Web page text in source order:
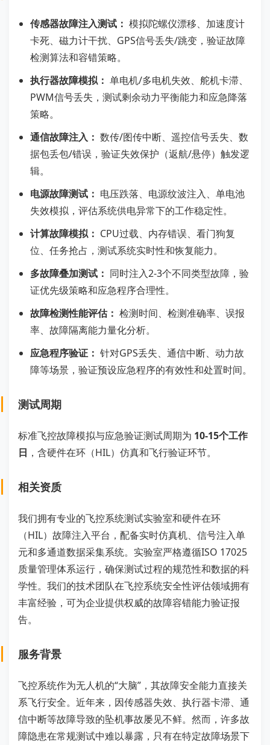
传感器故障注入测试： 模拟陀螺仪漂移、加速度计
卡死、磁力计干扰、GPS信号丢失/跳变，验证故障
检测算法和容错策略。
执行器故障模拟： 单电机/多电机失效、舵机卡滞、
PWM信号丢失，测试剩余动力平衡能力和应急降落
策略。
通信故障注入： 数传/图传中断、遥控信号丢失、数
据包丢包/错误，验证失效保护（返航/悬停）触发逻
辑。
电源故障测试： 电压跌落、电源纹波注入、单电池
失效模拟，评估系统供电异常下的工作稳定性。
计算故障模拟： CPU过载、内存错误、看门狗复
位、任务抢占，测试系统实时性和恢复能力。
多故障叠加测试： 同时注入2-3个不同类型故障，验
证优先级策略和应急程序合理性。
故障检测性能评估： 检测时间、检测准确率、误报
率、故障隔离能力量化分析。
应急程序验证： 针对GPS丢失、通信中断、动力故
障等场景，验证预设应急程序的有效性和处置时间。
测试周期
标准飞控故障模拟与应急验证测试周期为 10-15个工作
日 ，含硬件在环（HIL）仿真和飞行验证环节。
相关资质
我们拥有专业的飞控系统测试实验室和硬件在环
（HIL）故障注入平台，配备实时仿真机、信号注入单
元和多通道数据采集系统。实验室严格遵循ISO 17025
质量管理体系运行，确保测试过程的规范性和数据的科
学性。我们的技术团队在飞控系统安全性评估领域拥有
丰富经验，可为企业提供权威的故障容错能力验证报
告。
服务背景
飞控系统作为无人机的“大脑”，其故障安全能力直接关
系飞行安全。近年来，因传感器失效、执行器卡滞、通
信中断等故障导致的坠机事故屡见不鲜。然而，许多故
障隐患在常规测试中难以暴露，只有在特定故障场景下